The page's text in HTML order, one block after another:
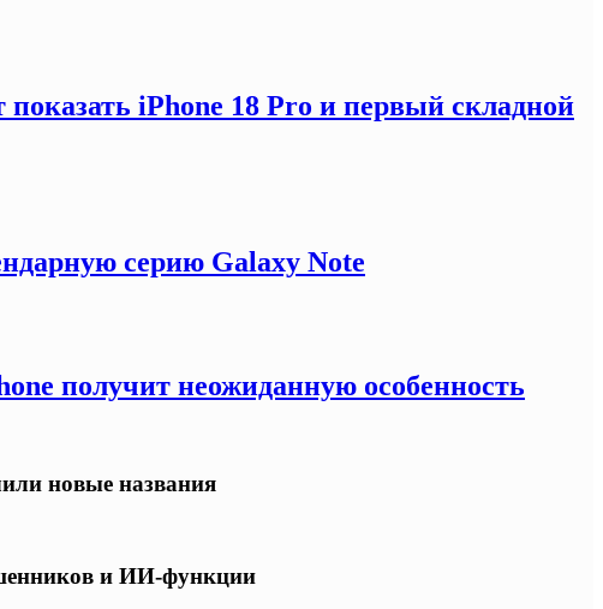
iPhone 18 Pro и первый складной
серию Galaxy Note
получит неожиданную особенность
новые названия
и ИИ-функции